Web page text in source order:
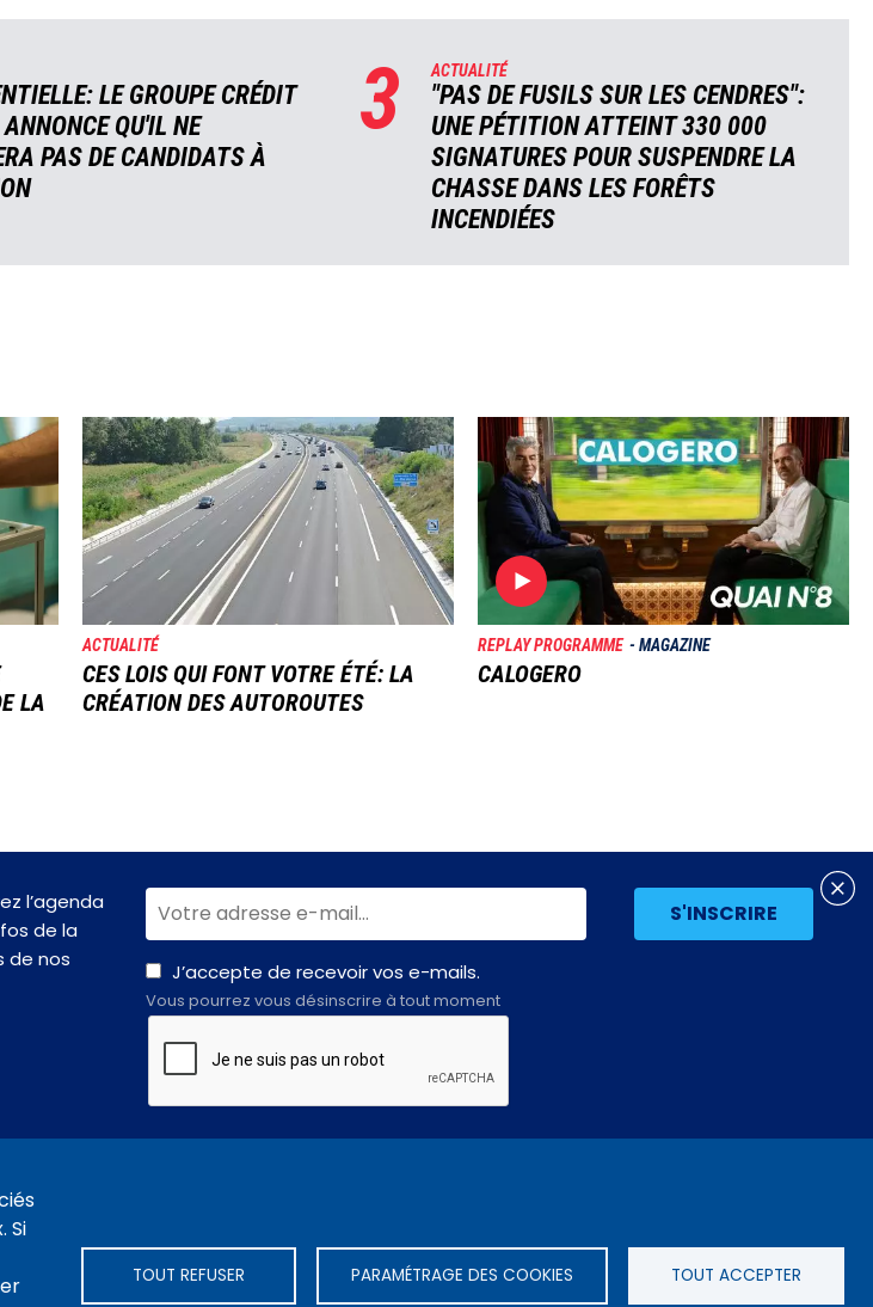
LE GROUPE CRÉDIT
QU'IL NE
PAS DE CANDIDATS À
3 ACTUALITÉ
"PAS DE FUSILS SUR LES CENDRES":
UNE PÉTITION ATTEINT 330 000
SIGNATURES POUR SUSPENDRE LA
CHASSE DANS LES FORÊTS
INCENDIÉES
LA
Image
ACTUALITÉ
CES LOIS QUI FONT VOTRE ÉTÉ: LA
CRÉATION DES AUTOROUTES
Image
REPLAY PROGRAMME MAGAZINE
CALOGERO
Si
TOUT REFUSER PARAMÉTRAGE DES COOKIES TOUT ACCEPTER
l’agenda
de la
de nos
J’accepte de recevoir vos e-mails.
Vous pourrez vous désinscrire à tout moment